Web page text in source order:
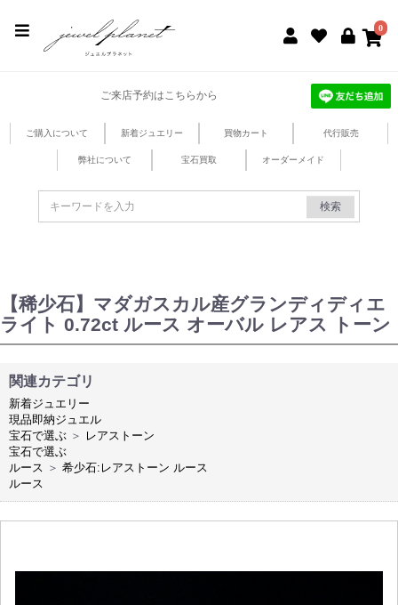
0
ご来店予約はこちらから
ご購入について 新着ジュエリー 買物カート 代行販売
弊社について 宝石買取 オーダーメイド
検索
【稀少石】マダガスカル産グランディディエ
ライト 0.72ct ルース オーバル レアス トーン
関連カテゴリ
新着ジュエリー
現品即納ジュエル
宝石で選ぶ ＞ レアストーン
宝石で選ぶ
ルース ＞ 希少石:レアストーン ルース
ルース